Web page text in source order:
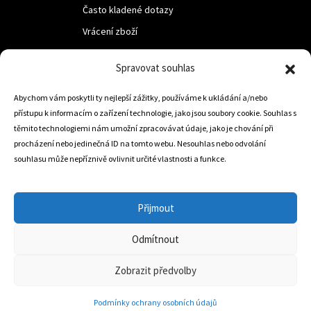
Spravovat souhlas
Abychom vám poskytli ty nejlepší zážitky, používáme k ukládání a/nebo
přístupu k informacím o zařízení technologie, jako jsou soubory cookie. Souhlas s
těmito technologiemi nám umožní zpracovávat údaje, jako je chování při
procházení nebo jedinečná ID na tomto webu. Nesouhlas nebo odvolání
souhlasu může nepříznivě ovlivnit určité vlastnosti a funkce.
Přijmout
Odmítnout
Zobrazit předvolby
Podmínky ochrany osobních údajů
Často kladené dotazy
Vrácení zboží
LUF s.r.o.
Nám. M.R.Štefanika 518,
Trstená 02801
info@dojezdovakola.com